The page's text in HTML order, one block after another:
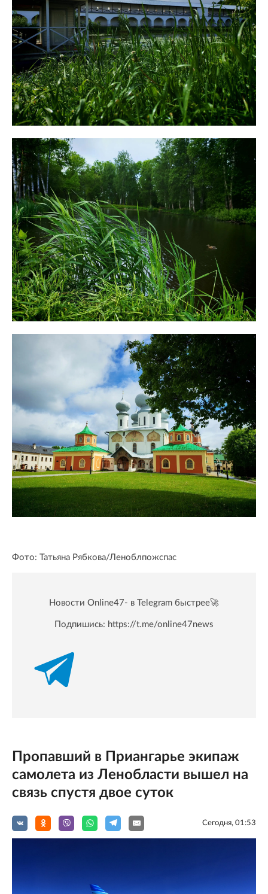
Фото: Татьяна Рябкова/Леноблпожспас
Новости Online47- в Telegram быстрее🚀
Подпишись: https://t.me/online47news
Пропавший в Приангарье экипаж
самолета из Ленобласти вышел на
связь спустя двое суток
Сегодня, 01:53